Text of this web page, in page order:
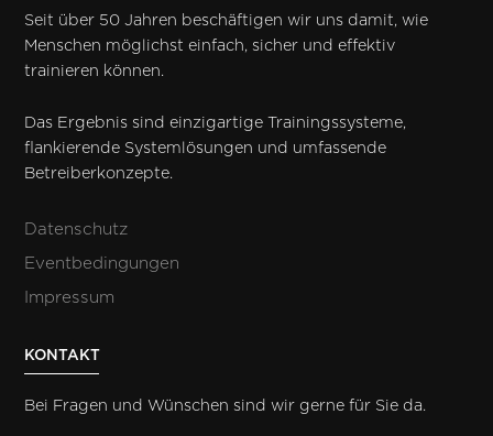
Seit über 50 Jahren beschäftigen wir uns damit, wie
Menschen möglichst einfach, sicher und effektiv
trainieren können.
Das Ergebnis sind einzigartige Trainingssysteme,
flankierende Systemlösungen und umfassende
Betreiberkonzepte.
Datenschutz
Eventbedingungen
Impressum
KONTAKT
Bei Fragen und Wünschen sind wir gerne für Sie da.